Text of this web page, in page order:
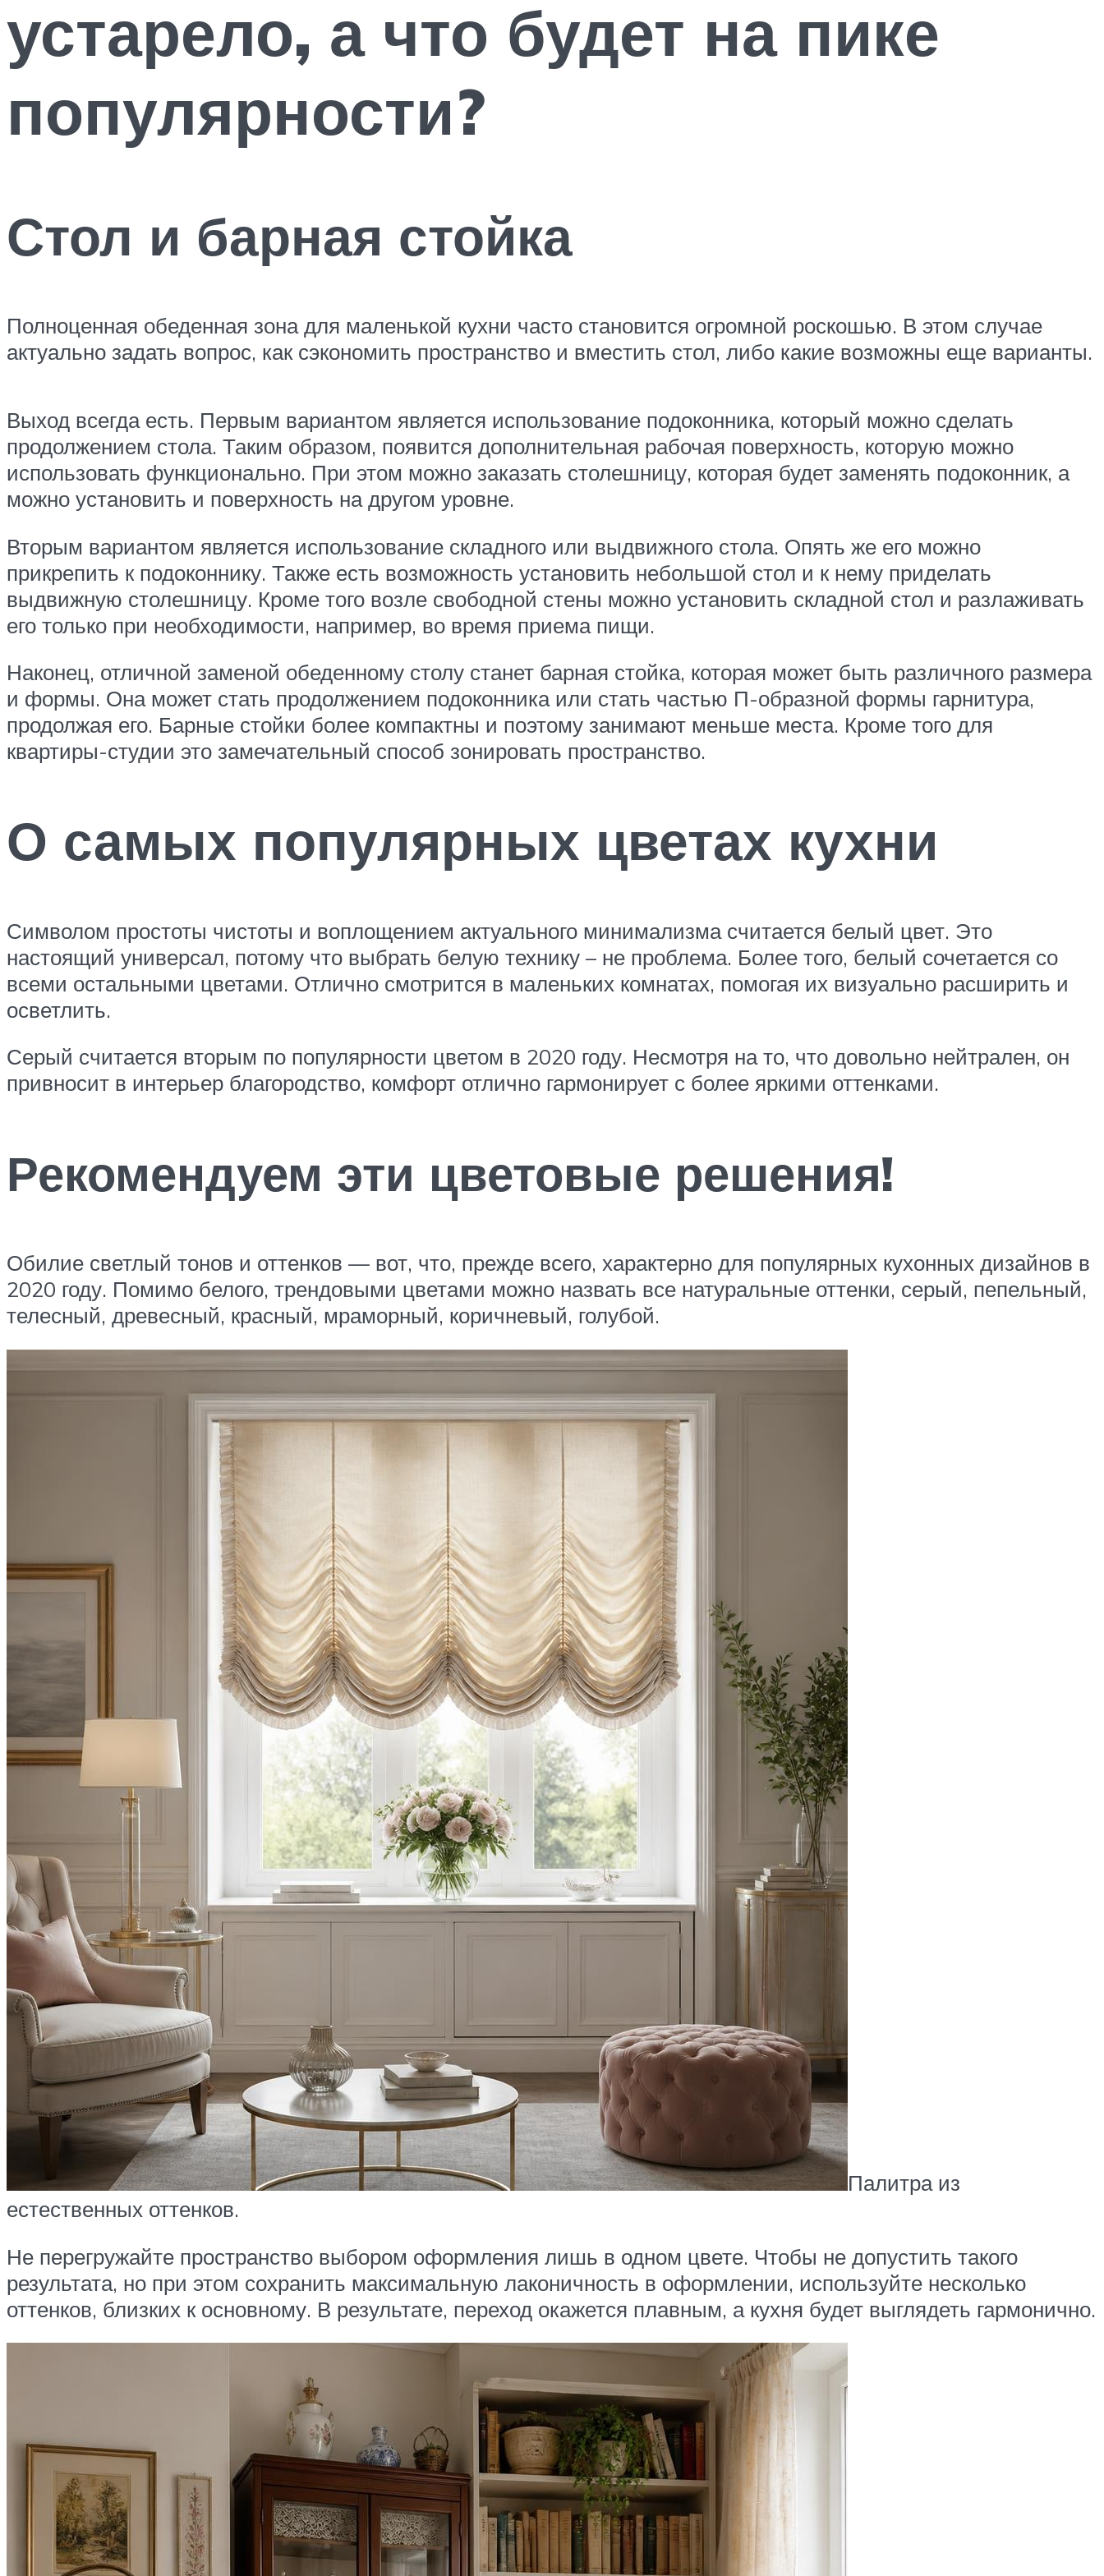
устарело, а что будет на пике
популярности?
Стол и барная стойка
Полноценная обеденная зона для маленькой кухни часто становится огромной роскошью. В этом случае
актуально задать вопрос, как сэкономить пространство и вместить стол, либо какие возможны еще варианты.
Выход всегда есть. Первым вариантом является использование подоконника, который можно сделать
продолжением стола. Таким образом, появится дополнительная рабочая поверхность, которую можно
использовать функционально. При этом можно заказать столешницу, которая будет заменять подоконник, а
можно установить и поверхность на другом уровне.
Вторым вариантом является использование складного или выдвижного стола. Опять же его можно
прикрепить к подоконнику. Также есть возможность установить небольшой стол и к нему приделать
выдвижную столешницу. Кроме того возле свободной стены можно установить складной стол и разлаживать
его только при необходимости, например, во время приема пищи.
Наконец, отличной заменой обеденному столу станет барная стойка, которая может быть различного размера
и формы. Она может стать продолжением подоконника или стать частью П-образной формы гарнитура,
продолжая его. Барные стойки более компактны и поэтому занимают меньше места. Кроме того для
квартиры-студии это замечательный способ зонировать пространство.
О самых популярных цветах кухни
Символом простоты чистоты и воплощением актуального минимализма считается белый цвет. Это
настоящий универсал, потому что выбрать белую технику – не проблема. Более того, белый сочетается со
всеми остальными цветами. Отлично смотрится в маленьких комнатах, помогая их визуально расширить и
осветлить.
Серый считается вторым по популярности цветом в 2020 году. Несмотря на то, что довольно нейтрален, он
привносит в интерьер благородство, комфорт отлично гармонирует с более яркими оттенками.
Рекомендуем эти цветовые решения!
Обилие светлый тонов и оттенков — вот, что, прежде всего, характерно для популярных кухонных дизайнов в
2020 году. Помимо белого, трендовыми цветами можно назвать все натуральные оттенки, серый, пепельный,
телесный, древесный, красный, мраморный, коричневый, голубой.
Палитра из
естественных оттенков.
Не перегружайте пространство выбором оформления лишь в одном цвете. Чтобы не допустить такого
результата, но при этом сохранить максимальную лаконичность в оформлении, используйте несколько
оттенков, близких к основному. В результате, переход окажется плавным, а кухня будет выглядеть гармонично.